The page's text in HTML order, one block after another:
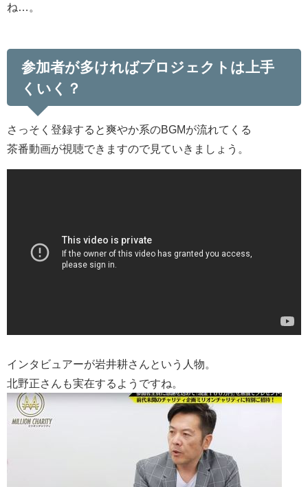
ね…。
参加者が多ければプロジェクトは上手
くいく？
さっそく登録すると爽やか系のBGMが流れてくる
茶番動画が視聴できますので見ていきましょう。
インタビュアーが岩井耕さんという人物。
北野正さんも実在するようですね。